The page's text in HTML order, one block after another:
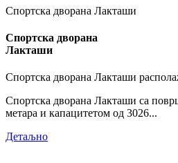
Спортска дворана Лакташи
Спортска дворана
Лакташи
Спортска дворана Лакташи
Спортска дворана Лакташи са
метара и капацитетом од 3026...
Детаљно